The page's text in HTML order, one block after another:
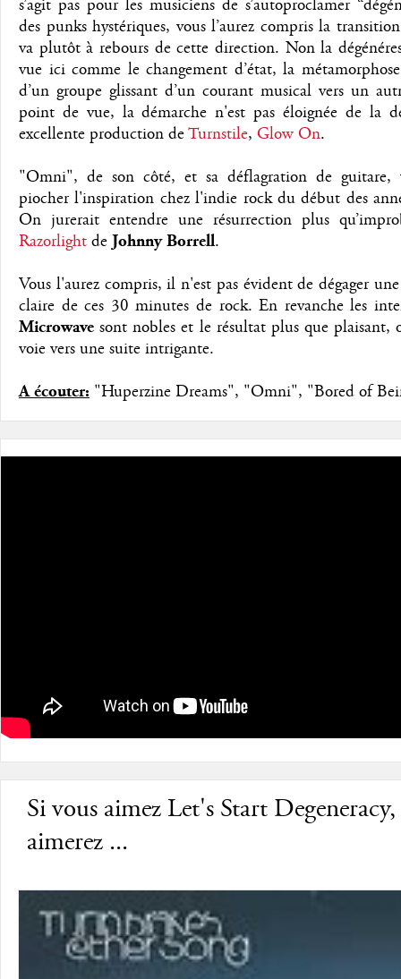
s’agit pas pour les musiciens de s’autoproclamer
des punks hystériques, vous l’aurez compris la
va plutôt à rebours de cette direction. Non la
vue ici comme le changement d’état, la
d’un groupe glissant d’un courant musical vers un
point de vue, la démarche n'est pas éloignée de la
excellente production deTurnstile, Glow On.
"Omni", de son côté, et sa déflagration de guitare,
piocher l'inspiration chez l'indie rock du début des
On jurerait entendre une résurrection plus
Razorlight de Johnny Borrell.
Vous l'aurez compris, il n'est pas évident de dégager
claire de ces 30 minutes de rock. En revanche les
Microwave sont nobles et le résultat plus que plaisant,
voie vers une suite intrigante.
A écouter: "Huperzine Dreams", "Omni", "Bored of
Si vous aimez Let's Start
aimerez ...